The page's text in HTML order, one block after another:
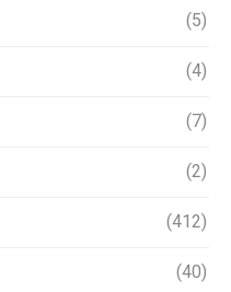
(5)
(4)
(7)
(2)
(412)
(40)